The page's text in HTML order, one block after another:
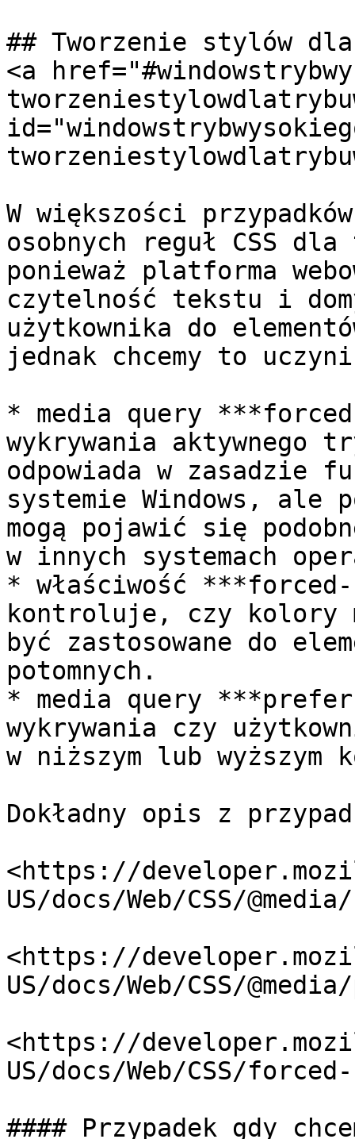
## Tworzenie stylów
<a
W większości
osobnych reguł CSS
ponieważ platforma
czytelność tekstu i
użytkownika do
jednak chcemy to
* media query
wykrywania aktywnego
odpowiada w zasadzie
systemie Windows, ale
mogą pojawić się
w innych systemach
* właściwość
kontroluje, czy kolory
być zastosowane do
potomnych.
* media query
wykrywania czy
w niższym lub wyższym
Dokładny opis z
<https://
US/docs/Web/CSS/
<https://
US/docs/Web/CSS/
<https://
US/docs/Web/CSS/
#### Przypadek gdy